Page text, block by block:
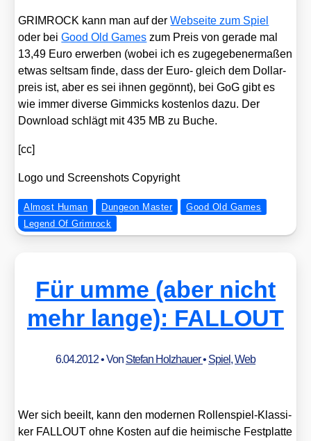
GRIMROCK kann man auf derWeb­sei­te zum Spiel
oder beiGood Old Games zum Preis von gera­de mal
13,49 Euro erwer­ben (wobei ich es zuge­ge­be­ner­ma­ßen
etwas selt­sam fin­de, dass der Euro- gleich dem Dol­lar­
preis ist, aber es sei ihnen gegönnt), bei GoG gibt es
wie immer diver­se Gim­micks kos­ten­los dazu. Der
Down­load schlägt mit 435 MB zu Buche.
[cc]
Logo und Screen­shots Copy­right
Almost Human Dungeon Master
Good Old Games
Legend Of Grimrock
Für umme (aber nicht
mehr lange): FALLOUT
6.04.2012• Von Stefan Holzhauer• Spiel,Web
Wer sich beeilt, kann den moder­nen Rol­len­spiel-Klas­si­
ker FALLOUT ohne Kos­ten auf die hei­mi­sche Fest­plat­te